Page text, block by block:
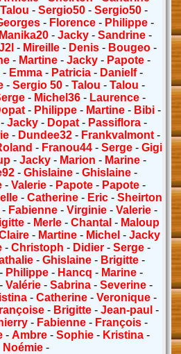
Talou - Sergio50- Sergio50-
- Florence- Philippe-
Manika20 - Jacky - Sandrine-
- Mireille - Denis - Bougeo -
- Martine -Jacky- Papote -
- Emma - Patricia - Danielf-
- Sergio 50- Talou - Talou -
- Michel36- Laurence-
- Philippe - Martine - Bibi -
Jacky - Dopat- Passiflora-
- Dundee32- Frankvalmont-
- Franou44- Serge- Gigi
- Jacky- Marion - Marine-
-Ghislaine -Ghislaine -
-Valerie - Papote - Papote -
- Catherine- Eric- Sheirton
- Fabienne- Virginie- Valerie-
- Merle -Chantal - Maloup
- Martine- Michel - Jacky
- Christoph - Didier- Serge -
- Ghislaine - Brigitte-
- Philippe- Hancq - Marine-
-Valérie -Sabrina -Severine -
-Catherine -Veronique -
- Brigitte- Jean-paul -
- Fabienne- François -
- Ambre - Sophie - Kristina-
Noémie -